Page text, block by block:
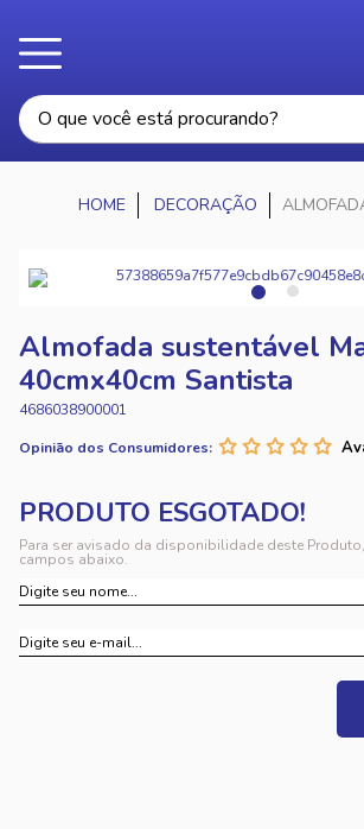
DECORAÇÃO
Almofada sustentável
40cmx40cm Santista
4686038900001
Opinião dos Consumidores:
Para ser avisado da disponibilidade deste
campos abaixo.